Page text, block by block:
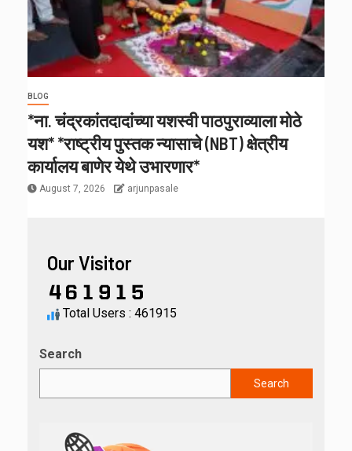
BLOG
*ना. चंद्रकांतदादांच्या यशस्वी पाठपुराव्याला मोठे
यश* *राष्ट्रीय पुस्तक न्यासाचे (NBT) क्षेत्रीय
कार्यालय बाणेर येथे उभारणार*
August 7, 2026 arjunpasale
Our Visitor
Total Users : 461915
Search
Search